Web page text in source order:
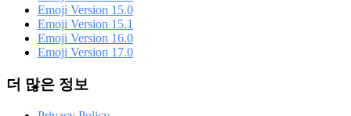
Emoji Version 15.0
Emoji Version 15.1
Emoji Version 16.0
Emoji Version 17.0
더 많은 정보